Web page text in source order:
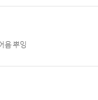
욤 뿌잉